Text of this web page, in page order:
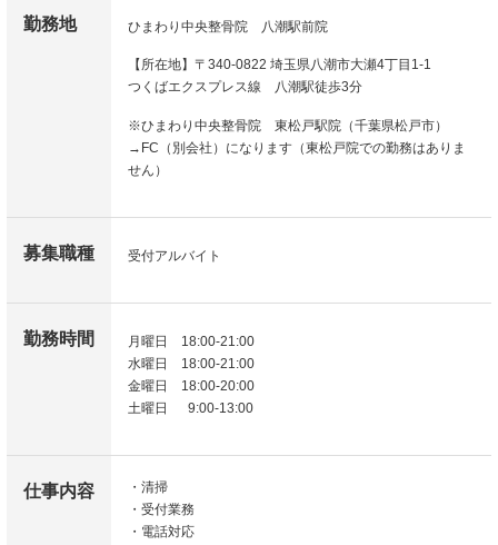
勤務地 ひまわり中央整骨院 八潮駅前院
【所在地】〒340-0822 埼玉県八潮市大瀬4丁目1-1
つくばエクスプレス線 八潮駅徒歩3分
※ひまわり中央整骨院 東松戸駅院（千葉県松戸市）
→FC（別会社）になります（東松戸院での勤務はありま
せん）
募集職種 受付アルバイト
勤務時間
月曜日 18:00-21:00
水曜日 18:00-21:00
金曜日 18:00-20:00
土曜日 9:00-13:00
仕事内容
・清掃
・受付業務
・電話対応